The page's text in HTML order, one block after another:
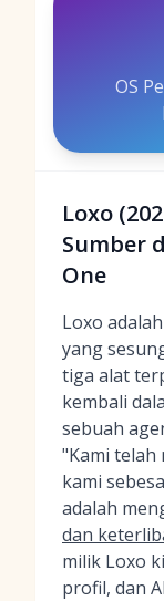
OS
Loxo
Sumber
One
Loxo
yang
tiga alat
kembali
sebuah
"Kami
kami
adalah
dan
milik Loxo
profil, dan